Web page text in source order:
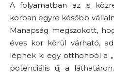
A folyamatban az is
korban egyre később
Manapság megszokott,
éves kor körül várható,
lépnek ki egy otthonból a
potenciális új a